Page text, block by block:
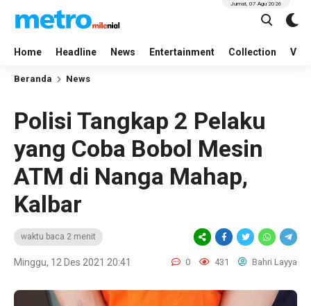
Home Headline News Entertainment Collection
Jumat, 07 Agu 2026
Beranda News
Polisi Tangkap 2 Pelaku
yang Coba Bobol Mesin
ATM di Nanga Mahap,
Kalbar
waktu baca 2 menit
Minggu, 12 Des 2021 20:41 0 431 Bahri Layya